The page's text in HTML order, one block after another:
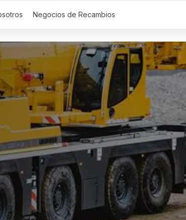
Negocios de Recambios